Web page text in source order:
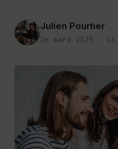
Julien Pourtier
26 mars 2025 · 16